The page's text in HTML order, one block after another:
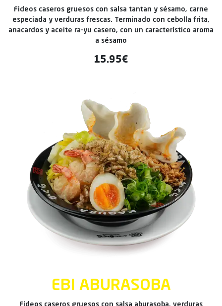
Fideos caseros gruesos con salsa tantan y sésamo, carne
especiada y verduras frescas. Terminado con cebolla frita,
anacardos y aceite ra-yu casero, con un característico aroma
a sésamo
15.95€
EBI ABURASOBA
Fideos caseros gruesos con salsa aburasoba, verduras